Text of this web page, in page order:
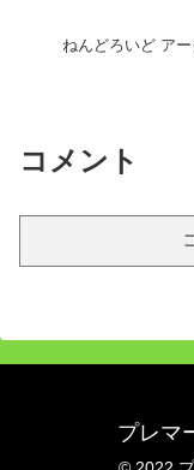
ねんどろいど ア
コメント
プレマ